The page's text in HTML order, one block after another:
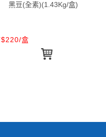
黑豆(全素)(1.43Kg/盒)
盒